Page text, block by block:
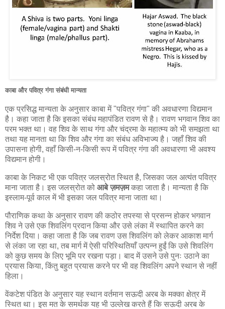
काबा और पवित्र गंगा संबंधी मान्यता
एक प्रसिद्ध मान्यता के अनुसार काबा में "पवित्र गंगा" की अवधारणा विद्यमान
है। कहा जाता है कि इसका संबंध महापंडित रावण से है। रावण भगवान शिव का
परम भक्त था। वह शिव के साथ गंगा और चंद्रमा के महात्म्य को भी समझता था
तथा यह मानता था कि शिव और गंगा का संबंध अविभाज्य है। जहाँ शिव की
उपासना होगी, वहाँ किसी-न-किसी रूप में पवित्र गंगा की अवधारणा भी अवश्य
विद्यमान होगी।
काबा के निकट भी एक पवित्र जलस्रोत स्थित है, जिसका जल अत्यंत पवित्र
माना जाता है। इस जलस्रोत को आबे ज़मज़मकहा जाता है। मान्यता है कि
इस्लाम-पूर्व काल में भी इसका जल पवित्र माना जाता था।
पौराणिक कथा के अनुसार रावण की कठोर तपस्या से प्रसन्न होकर भगवान
शिव ने उसे एक शिवलिंग प्रदान किया और उसे लंका में स्थापित करने का
निर्देश दिया। कहा जाता है कि जब रावण उस शिवलिंग को लेकर आकाश मार्ग
से लंका जा रहा था, तब मार्ग में ऐसी परिस्थितियाँ उत्पन्न हुईं कि उसे शिवलिंग
को कुछ समय के लिए भूमि पर रखना पड़ा। बाद में उसने उसे पुनः उठाने का
प्रयास किया, किंतु बहुत प्रयास करने पर भी वह शिवलिंग अपने स्थान से नहीं
हिला।
वेंकटेश पंडित के अनुसार यह स्थान वर्तमान सऊदी अरब के मक्का क्षेत्र में
स्थित था। इस मत के समर्थक यह भी उल्लेख करते हैं कि सऊदी अरब के